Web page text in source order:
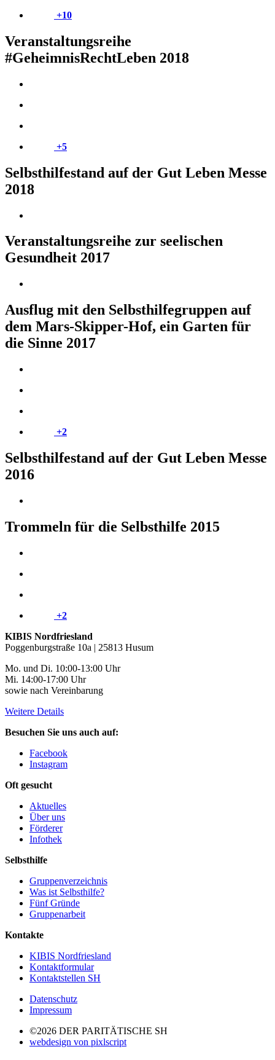
+10
Veranstaltungsreihe
#GeheimnisRechtLeben 2018
+5
Selbsthilfestand auf der Gut Leben Messe
2018
Veranstaltungsreihe zur seelischen
Gesundheit 2017
Ausflug mit den Selbsthilfegruppen auf
dem Mars-Skipper-Hof, ein Garten für
die Sinne 2017
+2
Selbsthilfestand auf der Gut Leben Messe
2016
Trommeln für die Selbsthilfe 2015
+2
KIBIS Nordfriesland
Poggenburgstraße 10a | 25813 Husum
Mo. und Di. 10:00-13:00 Uhr
Mi. 14:00-17:00 Uhr
sowie nach Vereinbarung
Weitere Details
Besuchen Sie uns auch auf:
Facebook
Instagram
Oft gesucht
Aktuelles
Über uns
Förderer
Infothek
Selbsthilfe
Gruppenverzeichnis
Was ist Selbsthilfe?
Fünf Gründe
Gruppenarbeit
Kontakte
KIBIS Nordfriesland
Kontaktformular
Kontaktstellen SH
Datenschutz
Impressum
©2026 DER PARITÄTISCHE SH
webdesign von pixlscript